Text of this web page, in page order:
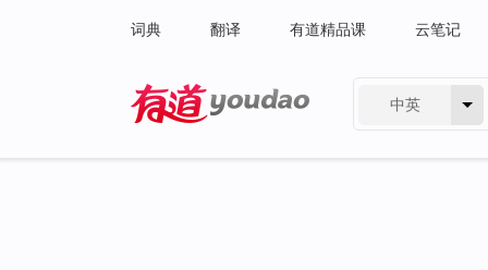
词典 翻译 有道精品课 云笔记
中英